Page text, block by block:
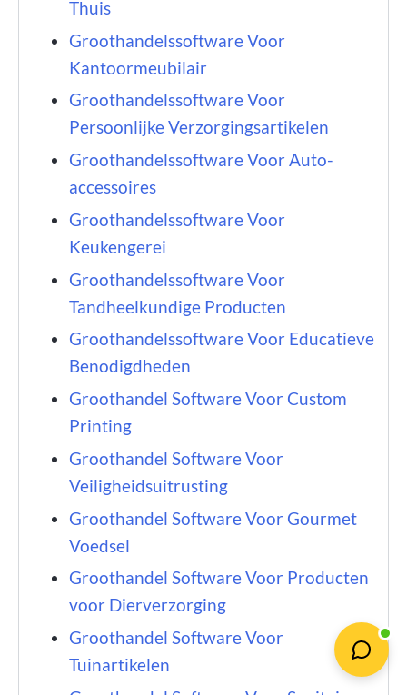
Thuis
Groothandelssoftware Voor
Kantoormeubilair
Groothandelssoftware Voor
Persoonlijke Verzorgingsartikelen
Groothandelssoftware Voor Auto-
accessoires
Groothandelssoftware Voor
Keukengerei
Groothandelssoftware Voor
Tandheelkundige Producten
Groothandelssoftware Voor Educatieve
Benodigdheden
Groothandel Software Voor Custom
Printing
Groothandel Software Voor
Veiligheidsuitrusting
Groothandel Software Voor Gourmet
Voedsel
Groothandel Software Voor Producten
voor Dierverzorging
Groothandel Software Voor
Tuinartikelen